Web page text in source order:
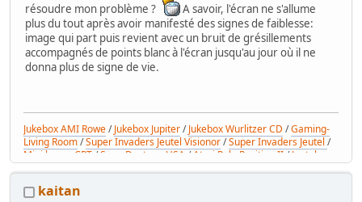
résoudre mon problème ?
A savoir, l'écran ne s'allume
plus du tout après avoir manifesté des signes de faiblesse:
image qui part puis revient avec un bruit de grésillements
accompagnés de points blanc à l'écran jusqu'au jour où il ne
donna plus de signe de vie.
Jukebox AMI Rowe/Jukebox Jupiter/Jukebox Wurlitzer CD /Gaming-
Living Room/Super Invaders Jeutel Visionor/Super Invaders Jeutel /
Mini borne CRT /Sega Daytona USA / Atari Pole Position II /Jeutel
générique
kaitan